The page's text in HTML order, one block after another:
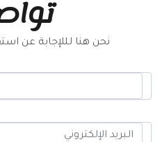
نحن هنا لللإجابة عن